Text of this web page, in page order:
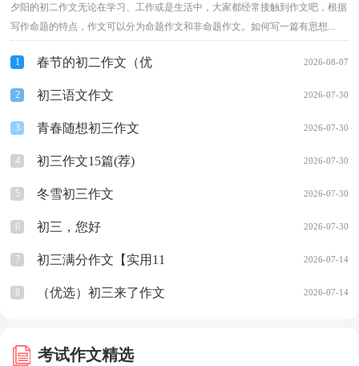
夕阳的初二作文无论在学习、工作或是生活中，大家都经常接触到作文吧，根据
写作命题的特点，作文可以分为命题作文和非命题作文。如何写一篇有思想...
1 春节的初二作文（优
秀）
2026-08-07
2 初三语文作文 2026-07-30
3 青春随想初三作文 2026-07-30
4 初三作文15篇(荐) 2026-07-30
5 冬雪初三作文 2026-07-30
6 初三，您好 2026-07-30
7 初三满分作文【实用11
篇】
2026-07-14
8 （优选）初三来了作文 2026-07-14
考试作文精选